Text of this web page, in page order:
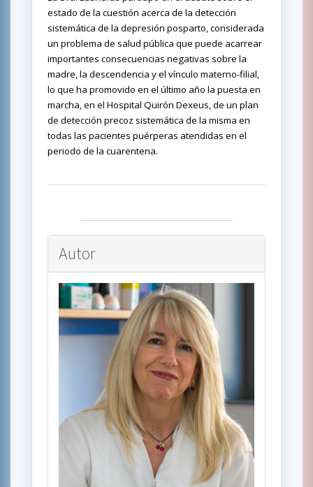
estado de la cuestión acerca de la detección
sistemática de la depresión posparto, considerada
un problema de salud pública que puede acarrear
importantes consecuencias negativas sobre la
madre, la descendencia y el vínculo materno-filial,
lo que ha promovido en el último año la puesta en
marcha, en el Hospital Quirón Dexeus, de un plan
de detección precoz sistemática de la misma en
todas las pacientes puérperas atendidas en el
periodo de la cuarentena.
Autor